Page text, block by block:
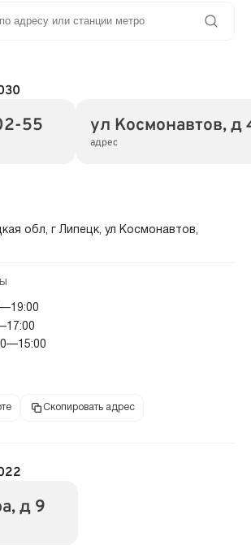
55 ул Космонавтов, д
адрес
обл, г Липецк, ул Космонавтов,
Скопировать адрес
д 9